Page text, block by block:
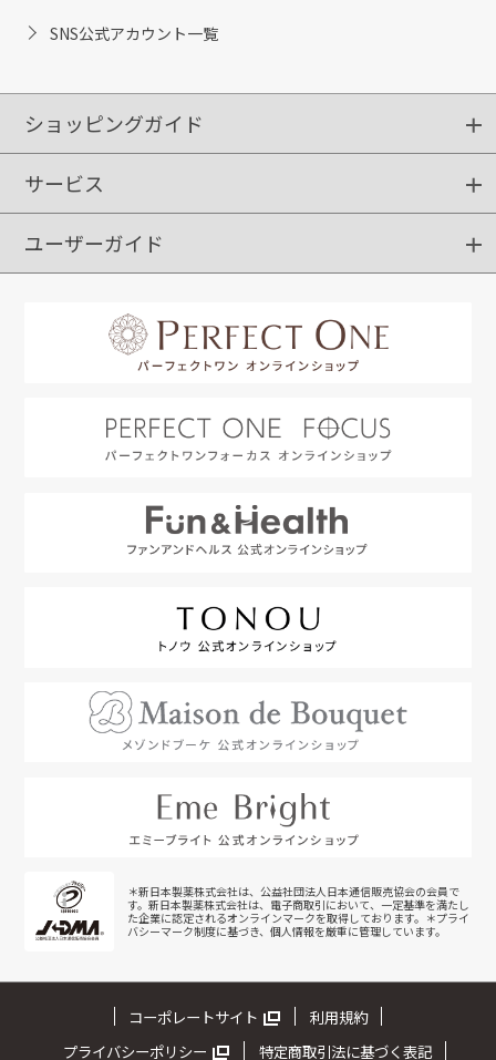
SNS公式アカウント一覧
ショッピングガイド
ショッピングガイド
ご注文方法
送料・配送
クーポンご利用方法
サービス
定期購入
ポイントサービス
お知らせメール
ユーザーガイド
＊新日本製薬株式会社は、公益社団法人日本通信販売協会の会員で
す。新日本製薬株式会社は、電子商取引において、一定基準を満たし
た企業に認定されるオンラインマークを取得しております。＊プライ
バシーマーク制度に基づき、個人情報を厳重に管理しています。
コーポレートサイト
利用規約
プライバシーポリシー
特定商取引法に基づく表記